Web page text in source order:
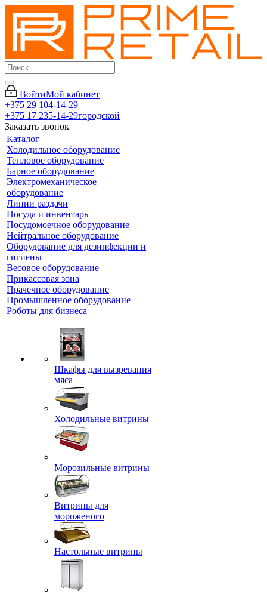
ВойтиМой кабинет
+375 29 104-14-29
+375 17 235-14-29городской
Заказать звонок
Каталог
Холодильное оборудование
Тепловое оборудование
Барное оборудование
Электромеханическое
оборудование
Линии раздачи
Посуда и инвентарь
Посудомоечное оборудование
Нейтральное оборудование
Оборудование для дезинфекции и
гигиены
Весовое оборудование
Прикассовая зона
Прачечное оборудование
Промышленное оборудование
Роботы для бизнеса
Шкафы для вызревания
мяса
Холодильные витрины
Морозильные витрины
Витрины для
мороженого
Настольные витрины